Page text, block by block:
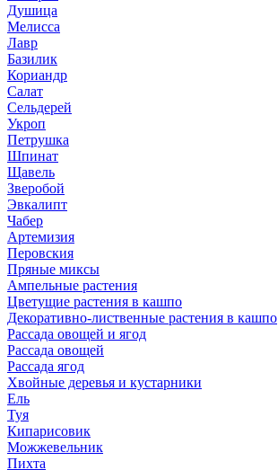
Душица
Мелисса
Лавр
Базилик
Кориандр
Салат
Сельдерей
Укроп
Петрушка
Шпинат
Щавель
Зверобой
Эвкалипт
Чабер
Артемизия
Перовския
Пряные миксы
Ампельные растения
Цветущие растения в кашпо
Декоративно-лиственные растения в кашпо
Рассада овощей и ягод
Рассада овощей
Рассада ягод
Хвойные деревья и кустарники
Ель
Туя
Кипарисовик
Можжевельник
Пихта